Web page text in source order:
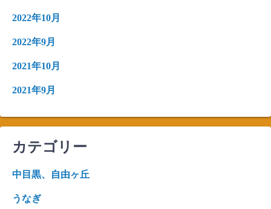
2022年10月
2022年9月
2021年10月
2021年9月
カテゴリー
中目黒、自由ヶ丘
うなぎ